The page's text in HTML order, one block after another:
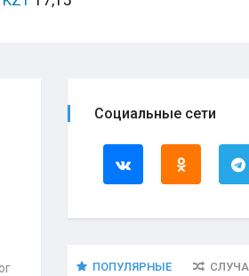
Социальные сети
ПОПУЛЯРНЫЕ